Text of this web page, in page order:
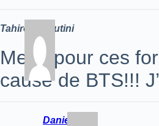
Tahirori-Hikutini
Merci pour ces
cause de BTS!!!
Daniella